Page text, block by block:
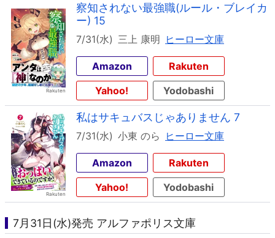
察知されない最強職(ルール・ブレイカ
ー) 15
7/31(水) 三上 康明 ヒーロー文庫
Amazon
Rakuten
Yahoo!
Yodobashi
私はサキュバスじゃありません 7
7/31(水) 小東 のら ヒーロー文庫
Amazon
Rakuten
Yahoo!
Yodobashi
7月31日(水)発売 アルファポリス文庫